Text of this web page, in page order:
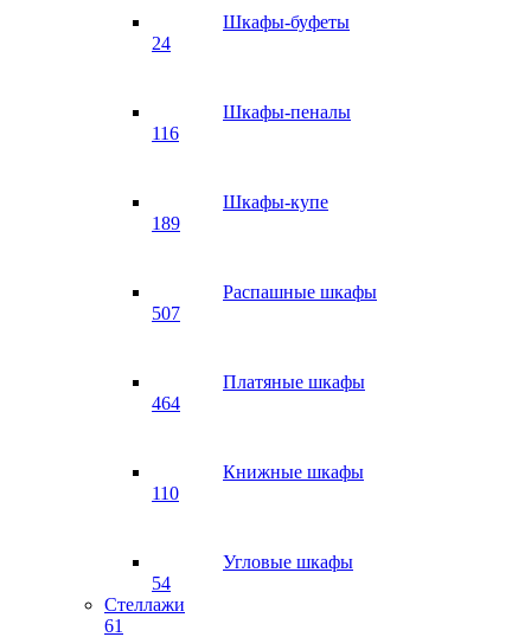
Шкафы-буфеты
24
Шкафы-пеналы
116
Шкафы-купе
189
Распашные шкафы
507
Платяные шкафы
464
Книжные шкафы
110
Угловые шкафы
54
Стеллажи
61